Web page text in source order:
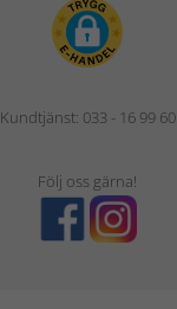
Kundtjänst: 033 - 16 99 60
Följ oss gärna!